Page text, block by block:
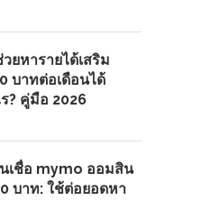
ยหารายได้เสริม
บาทต่อเดือนได้
ร? คู่มือ 2026
เชื่อ mymo ออมสิน
บาท: ใช้ต่อยอดหา